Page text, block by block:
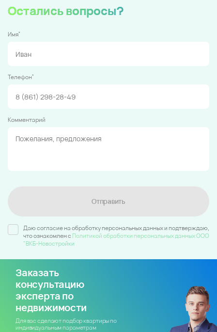
Остались вопросы?
Имя*
Телефон*
Комментарий
Отправить
Даю согласие на обработку персональных данных и подтверждаю,
что ознакомлен c Политикой обработки персональных данных ООО
"ВКБ-Новостройки
Заказать
консультацию
эксперта по
недвижимости
Для вас сделают подбор квартиры по
индивидуальным параметрам